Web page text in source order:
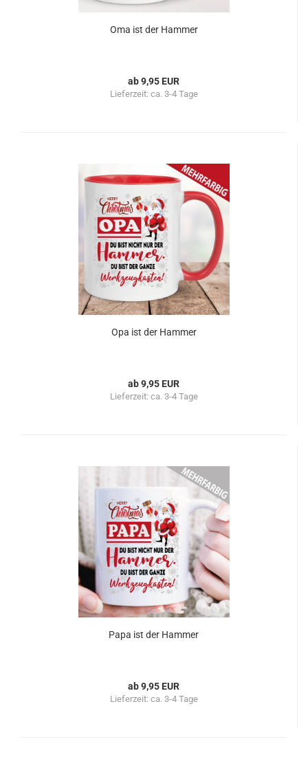
Oma ist der Hammer
ab 9,95 EUR
Lieferzeit: ca. 3-4 Tage
Opa ist der Hammer
ab 9,95 EUR
Lieferzeit: ca. 3-4 Tage
Papa ist der Hammer
ab 9,95 EUR
Lieferzeit: ca. 3-4 Tage